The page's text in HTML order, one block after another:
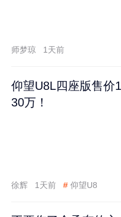
师梦琼 1天前
仰望U8L四座版售价
30万！
徐辉 1天前 # 仰望U8